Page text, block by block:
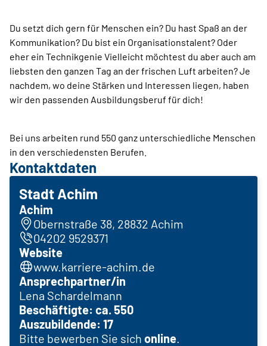
Du setzt dich gern für Menschen ein? Du hast Spaß an der
Kommunikation? Du bist ein Organisationstalent? Oder
eher ein Technikgenie Vielleicht möchtest du aber auch am
liebsten den ganzen Tag an der frischen Luft arbeiten? Je
nachdem, wo deine Stärken und Interessen liegen, haben
wir den passenden Ausbildungsberuf für dich!
Bei uns arbeiten rund 550 ganz unterschiedliche Menschen
in den verschiedensten Berufen.
Kontaktdaten
Stadt Achim
Achim
Obernstraße 38, 28832 Achim
04202 9529371
Website
www.karriere-a­chim.­de
Ansprechpartner/in
Lena Schardelmann
Beschäftigte: ca. 550
Auszubildende: 17
Bitte bewerben Sie sich online.